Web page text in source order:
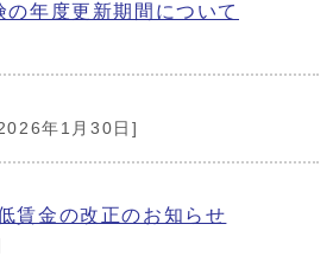
年度更新期間について
年1月30日]
賃金の改正のお知らせ